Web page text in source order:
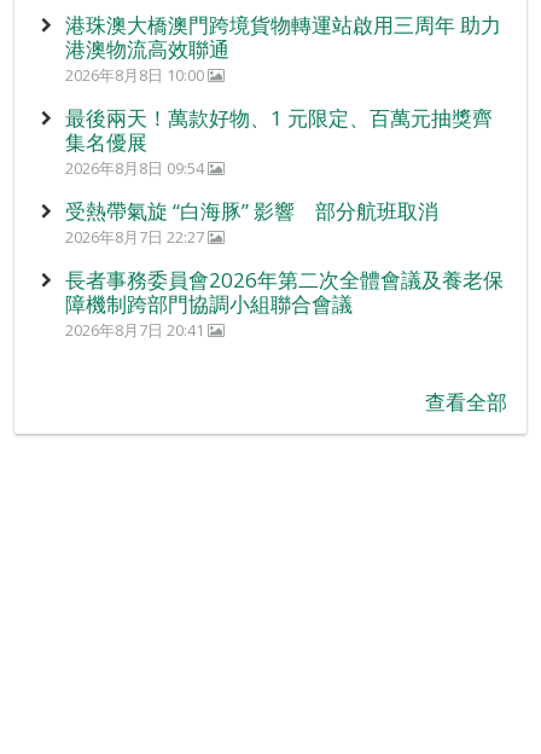
港珠澳大橋澳門跨境貨物轉運站啟用三周年 助力
港澳物流高效聯通
2026年8月8日 10:00
最後兩天！萬款好物、1 元限定、百萬元抽獎齊
集名優展
2026年8月8日 09:54
受熱帶氣旋 “白海豚” 影響 部分航班取消
2026年8月7日 22:27
長者事務委員會2026年第二次全體會議及養老保
障機制跨部門協調小組聯合會議
2026年8月7日 20:41
查看全部